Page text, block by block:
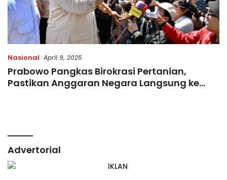
Nasional April 9, 2025
Prabowo Pangkas Birokrasi Pertanian,
Pastikan Anggaran Negara Langsung ke
Advertorial